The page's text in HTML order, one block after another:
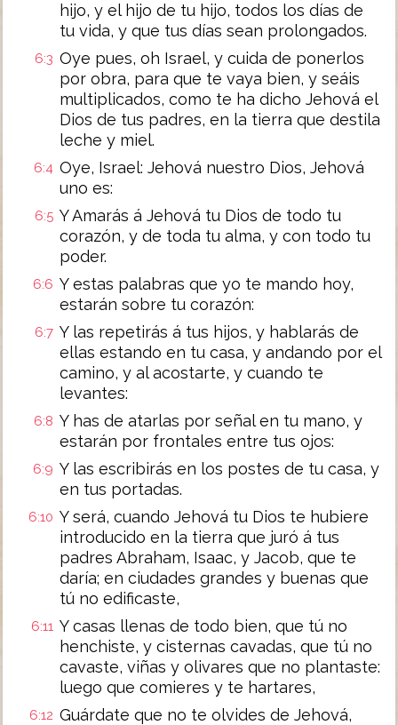
hijo, y el hijo de tu hijo, todos los días de
tu vida, y que tus días sean prolongados.
6:3 Oye pues, oh Israel, y cuida de ponerlos
por obra, para que te vaya bien, y seáis
multiplicados, como te ha dicho Jehová el
Dios de tus padres, en la tierra que destila
leche y miel.
6:4 Oye, Israel: Jehová nuestro Dios, Jehová
uno es:
6:5 Y Amarás á Jehová tu Dios de todo tu
corazón, y de toda tu alma, y con todo tu
poder.
6:6 Y estas palabras que yo te mando hoy,
estarán sobre tu corazón:
6:7 Y las repetirás á tus hijos, y hablarás de
ellas estando en tu casa, y andando por el
camino, y al acostarte, y cuando te
levantes:
6:8 Y has de atarlas por señal en tu mano, y
estarán por frontales entre tus ojos:
6:9 Y las escribirás en los postes de tu casa, y
en tus portadas.
6:10 Y será, cuando Jehová tu Dios te hubiere
introducido en la tierra que juró á tus
padres Abraham, Isaac, y Jacob, que te
daría; en ciudades grandes y buenas que
tú no edificaste,
6:11 Y casas llenas de todo bien, que tú no
henchiste, y cisternas cavadas, que tú no
cavaste, viñas y olivares que no plantaste:
luego que comieres y te hartares,
6:12 Guárdate que no te olvides de Jehová,